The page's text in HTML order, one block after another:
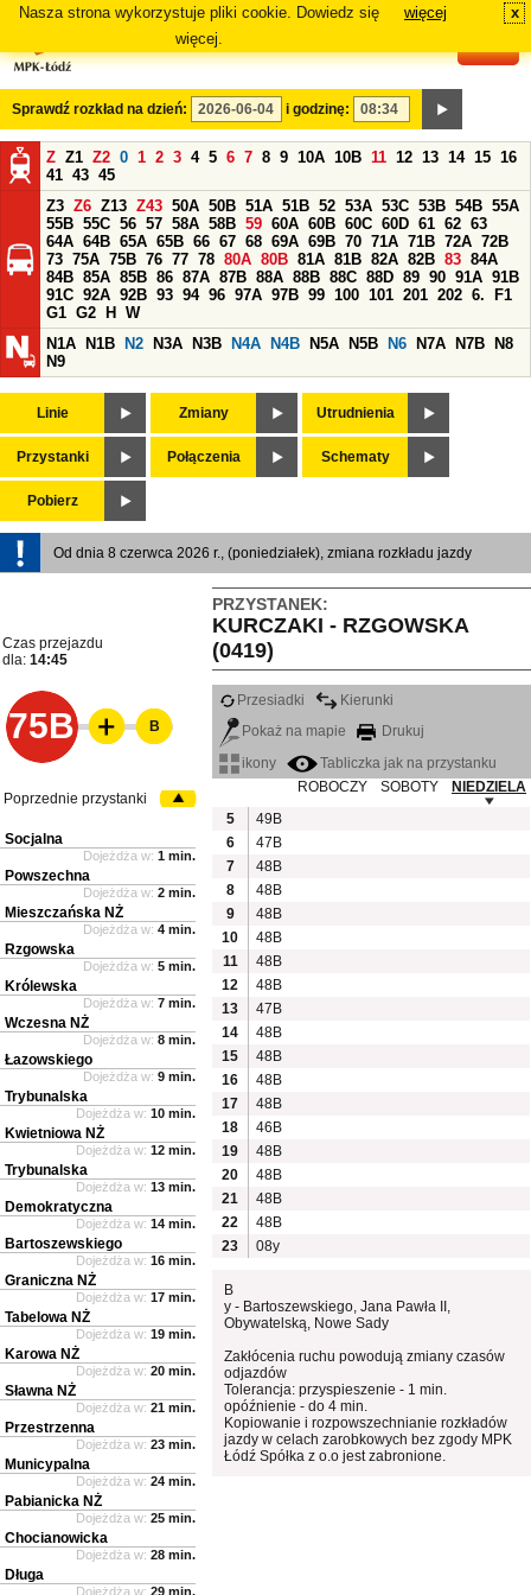
Nasza strona wykorzystuje pliki cookie. Dowiedz się
więcej.
więcej x
Sprawdź rozkład na dzień: i godzinę:
Z Z1 Z2 0 1 2 3 4 5 6 7 8 9 10A 10B 11 12 13 14 15 16
41 43 45
Z3 Z6 Z13 Z43 50A 50B 51A 51B 52 53A 53C 53B 54B 55A
55B 55C 56 57 58A 58B 59 60A 60B 60C 60D 61 62 63
64A 64B 65A 65B 66 67 68 69A 69B 70 71A 71B 72A 72B
73 75A 75B 76 77 78 80A 80B 81A 81B 82A 82B 83 84A
84B 85A 85B 86 87A 87B 88A 88B 88C 88D 89 90 91A 91B
91C 92A 92B 93 94 96 97A 97B 99 100 101 201 202 6.
F1
G1 G2 H
W
N1A
N1B N2 N3A N3B N4A N4B N5A N5B N6 N7A N7B
N8
N9
Linie Zmiany Utrudnienia
Przystanki Połączenia Schematy
Pobierz
Od dnia 8 czerwca 2026 r., (poniedziałek), zmiana rozkładu jazdy
PRZYSTANEK:
KURCZAKI - RZGOWSKA
(0419)
Czas przejazdu
dla: 14:45
75B
Przesiadki
Kierunki
Pokaż na mapie
Drukuj
ikony
Tabliczka jak na przystanku
ROBOCZY
SOBOTY
NIEDZIELA
5
49B
6
47B
7
48B
8
48B
9
48B
10
48B
11
48B
12
48B
13
47B
14
48B
15
48B
16
48B
17
48B
18
46B
19
48B
20
48B
21
48B
22
48B
23
08y
B
y - Bartoszewskiego, Jana Pawła II,
Obywatelską, Nowe Sady
Zakłócenia ruchu powodują zmiany czasów
odjazdów
Tolerancja: przyspieszenie - 1 min.
opóźnienie - do 4 min.
Kopiowanie i rozpowszechnianie rozkładów
jazdy w celach zarobkowych bez zgody MPK
Łódź Spółka z o.o jest zabronione.
B
Poprzednie przystanki
Socjalna
Dojeżdża w: 1 min.
Powszechna
Dojeżdża w: 2 min.
Mieszczańska NŻ
Dojeżdża w: 4 min.
Rzgowska
Dojeżdża w: 5 min.
Królewska
Dojeżdża w: 7 min.
Wczesna NŻ
Dojeżdża w: 8 min.
Łazowskiego
Dojeżdża w: 9 min.
Trybunalska
Dojeżdża w: 10 min.
Kwietniowa NŻ
Dojeżdża w: 12 min.
Trybunalska
Dojeżdża w: 13 min.
Demokratyczna
Dojeżdża w: 14 min.
Bartoszewskiego
Dojeżdża w: 16 min.
Graniczna NŻ
Dojeżdża w: 17 min.
Tabelowa NŻ
Dojeżdża w: 19 min.
Karowa NŻ
Dojeżdża w: 20 min.
Sławna NŻ
Dojeżdża w: 21 min.
Przestrzenna
Dojeżdża w: 23 min.
Municypalna
Dojeżdża w: 24 min.
Pabianicka NŻ
Dojeżdża w: 25 min.
Chocianowicka
Dojeżdża w: 28 min.
Długa
Dojeżdża w: 29 min.